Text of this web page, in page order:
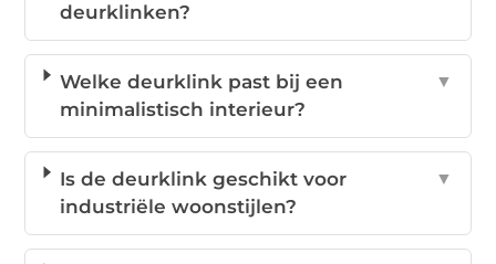
deurklinken?
Welke deurklink past bij een
minimalistisch interieur?
▼
Is de deurklink geschikt voor
industriële woonstijlen?
▼